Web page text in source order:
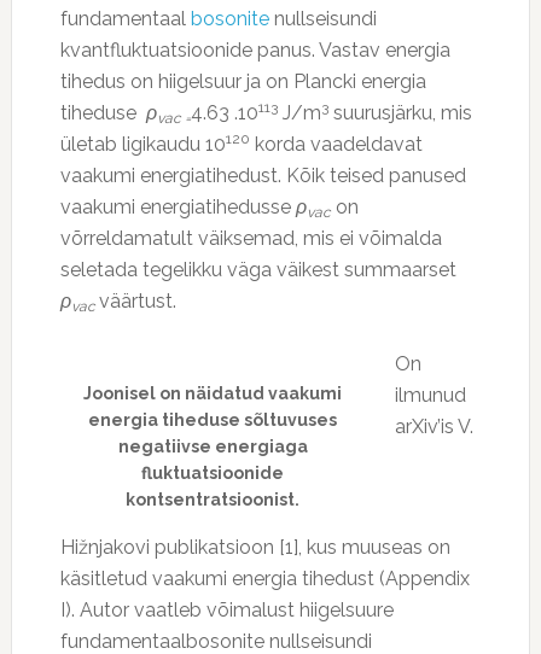
fundamentaal bosonitenullseisundi
kvantfluktuatsioonide panus. Vastav energia
tihedus on hiigelsuur ja on Plancki energia
tiheduse ρvac =4.63 .10113J/m3suurusjärku, mis
ületab ligikaudu 10120 korda vaadeldavat
vaakumi energiatihedust. Kõik teised panused
vaakumi energiatihedusse ρvacon
võrreldamatult väiksemad, mis ei võimalda
seletada tegelikku väga väikest summaarset
ρvac väärtust.
Joonisel on näidatud vaakumi
energia tiheduse sõltuvuses
negatiivse energiaga
fluktuatsioonide
kontsentratsioonist.
On
ilmunud
arXiv’is V.
Hižnjakovi publikatsioon [1], kus muuseas on
käsitletud vaakumi energia tihedust (Appendix
I). Autor vaatleb võimalust hiigelsuure
fundamentaalbosonite nullseisundi